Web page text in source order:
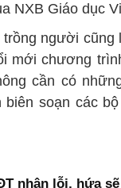
NXB Giáo dục
người
mới chương
cần có
biên soạn các
nhận lỗi, hứa